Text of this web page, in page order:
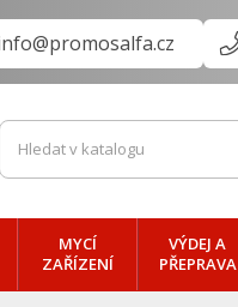
MYCÍ
ZAŘÍZENÍ
VÝDEJ A
PŘEPRAVA